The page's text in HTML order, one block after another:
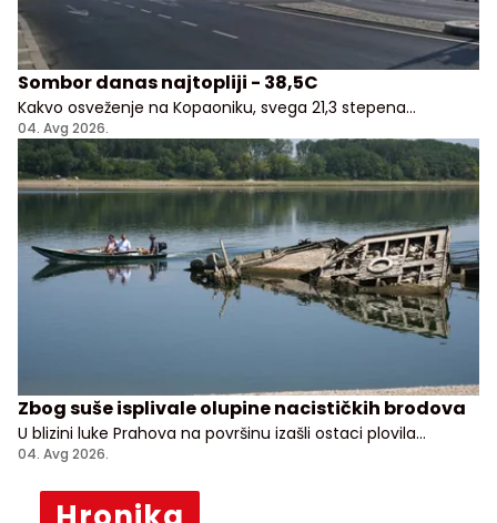
Sombor danas najtopliji - 38,5C
Kakvo osveženje na Kopaoniku, svega 21,3 stepena
Celzijusa!
04. Avg 2026.
Zbog suše isplivale olupine nacističkih brodova
U blizini luke Prahova na površinu izašli ostaci plovila
potopljenih tokom nemačkog povlačenja sa Balkana
04. Avg 2026.